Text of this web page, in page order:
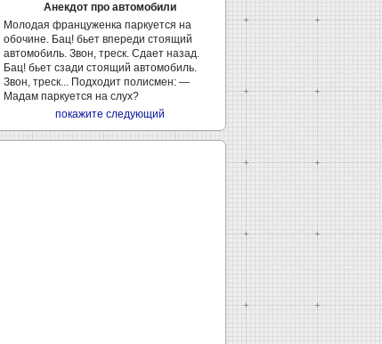
Анекдот про автомобили
Молодая француженка паркуется на
обочине. Бац! бьет впереди стоящий
автомобиль. Звон, треск. Сдает назад.
Бац! бьет сзади стоящий автомобиль.
Звон, треск... Подходит полисмен: —
Мадам паркуется на слух?
покажите следующий